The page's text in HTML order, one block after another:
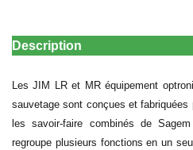
Description
Les JIM LR et MR équipement
sauvetage sont conçues et
les savoir-faire combinés de
regroupe plusieurs fonctions en un